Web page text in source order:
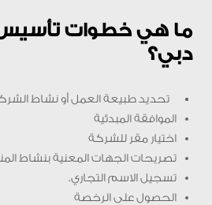
ما هي خطوات
دبي؟
تحديد طبيعة العمل أو نشاط
الموافقة المبدئية
اختيار مقر للشركة
تصريحات الجهات المعنية بنشاط
تسجيل الاسم التجاري.
الحصول على الرخصة